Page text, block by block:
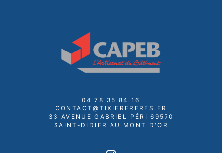
04 78 35 84 16
CONTACT@TIXIERFRERES.FR
33 AVENUE GABRIEL PÉRI 69570
SAINT-DIDIER AU MONT D'OR